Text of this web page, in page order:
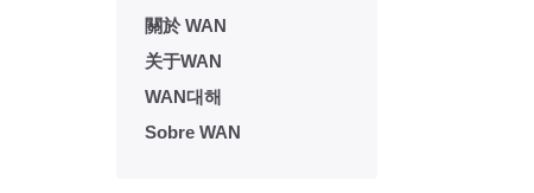
關於 WAN
关于WAN
WAN대해
Sobre WAN